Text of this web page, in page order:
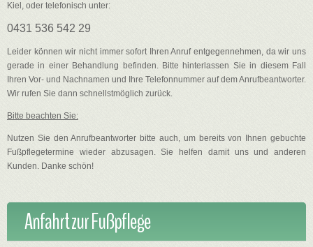
Kiel, oder telefonisch unter:
0431 536 542 29
Leider können wir nicht immer sofort Ihren Anruf entgegennehmen, da wir uns
gerade in einer Behandlung befinden. Bitte hinterlassen Sie in diesem Fall
Ihren Vor- und Nachnamen und Ihre Telefonnummer auf dem Anrufbeantworter.
Wir rufen Sie dann schnellstmöglich zurück.
Bitte beachten Sie:
Nutzen Sie den Anrufbeantworter bitte auch, um bereits von Ihnen gebuchte
Fußpflegetermine wieder abzusagen. Sie helfen damit uns und anderen
Kunden. Danke schön!
Anfahrt zur Fußpflege